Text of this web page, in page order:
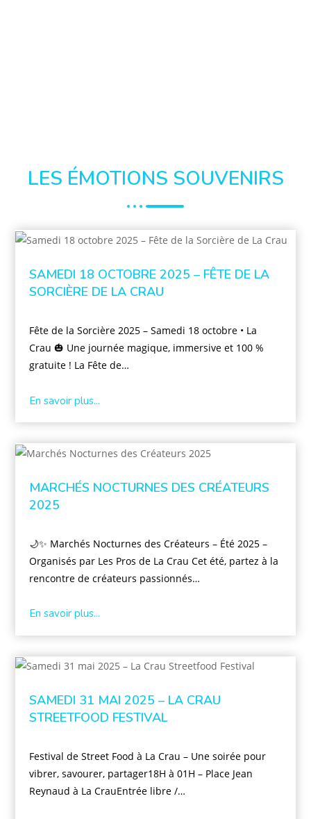
LES ÉMOTIONS SOUVENIRS
SAMEDI 18 OCTOBRE 2025 – FÊTE DE LA
SORCIÈRE DE LA CRAU
Fête de la Sorcière 2025 – Samedi 18 octobre • La
Crau 🎃 Une journée magique, immersive et 100 %
gratuite ! La Fête de…
En savoir plus...
MARCHÉS NOCTURNES DES CRÉATEURS
2025
🌙✨ Marchés Nocturnes des Créateurs – Été 2025 –
Organisés par Les Pros de La Crau Cet été, partez à la
rencontre de créateurs passionnés…
En savoir plus...
SAMEDI 31 MAI 2025 – LA CRAU
STREETFOOD FESTIVAL
Festival de Street Food à La Crau – Une soirée pour
vibrer, savourer, partager18H à 01H – Place Jean
Reynaud à La CrauEntrée libre /…